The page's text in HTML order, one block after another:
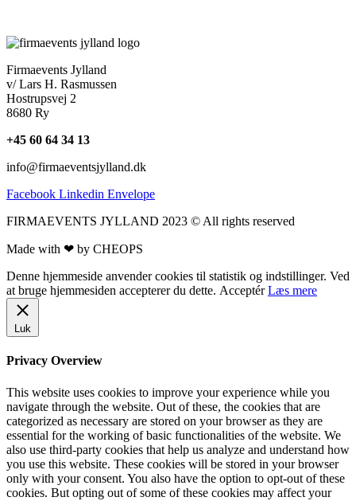
Firmaevents Jylland
v/ Lars H. Rasmussen
Hostrupsvej 2
8680 Ry
+45 60 64 34 13
info@firmaeventsjylland.dk
Facebook Linkedin Envelope
FIRMAEVENTS JYLLAND 2023 © All rights reserved
Made with ❤ by CHEOPS
Denne hjemmeside anvender cookies til statistik og indstillinger. Ved
at bruge hjemmesiden accepterer du dette. Acceptér Læs mere
Luk
Privacy Overview
This website uses cookies to improve your experience while you
navigate through the website. Out of these, the cookies that are
categorized as necessary are stored on your browser as they are
essential for the working of basic functionalities of the website. We
also use third-party cookies that help us analyze and understand how
you use this website. These cookies will be stored in your browser
only with your consent. You also have the option to opt-out of these
cookies. But opting out of some of these cookies may affect your